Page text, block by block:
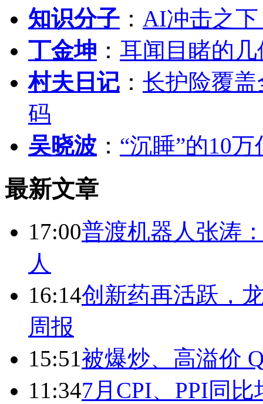
知识分子 ： AI冲击之
丁金坤 ： 耳闻目睹的
村夫日记 ： 长护险覆
码
吴晓波 ： “沉睡”的10
最新文章
17:00普渡机器人张涛
人
16:14创新药再活跃，
周报
15:51被爆炒、高溢价
11:347月CPI、PPI同